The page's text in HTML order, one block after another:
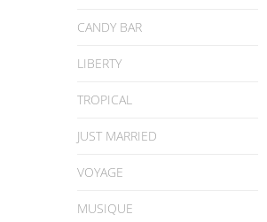
CANDY BAR
LIBERTY
TROPICAL
JUST MARRIED
VOYAGE
MUSIQUE